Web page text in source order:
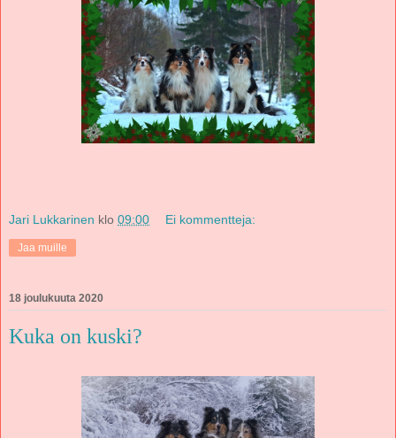
Jari Lukkarinen klo 09:00 Ei kommentteja:
Jaa muille
18 joulukuuta 2020
Kuka on kuski?